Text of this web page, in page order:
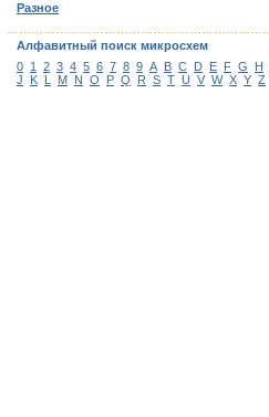
Разное
Алфавитный поиск микросхем
0 1 2 3 4 5 6 7 8 9 A B C D E F G H
J
K L M N O P Q R S T U V W X Y Z